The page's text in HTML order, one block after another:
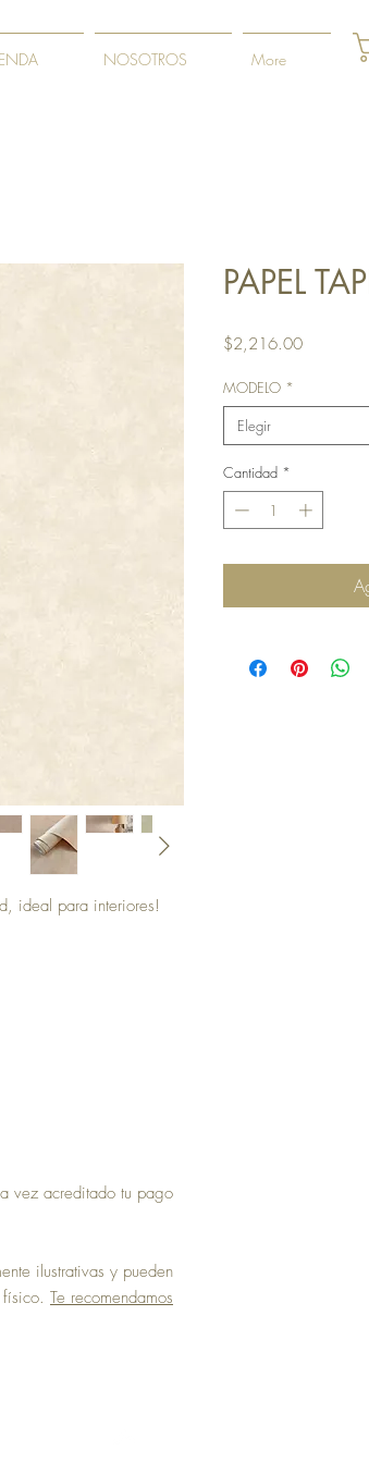
NOSOTROS More
ideal para interiores!
vez acreditado tu pago
ilustrativas y pueden
Te recomendamos
PAPEL
$2,216.00Precio
MODELO *
Elegir
Cantidad *